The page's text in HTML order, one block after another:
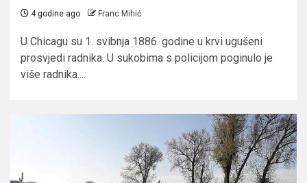
4 godine ago Franc Mihić
U Chicagu su 1. svibnja 1886. godine u krvi ugušeni
prosvjedi radnika. U sukobima s policijom poginulo je
više radnika....